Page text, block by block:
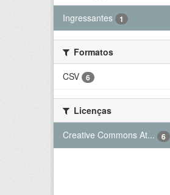
Ingressantes 1
Formatos
CSV
6
Licenças
Creative Commons At...
6